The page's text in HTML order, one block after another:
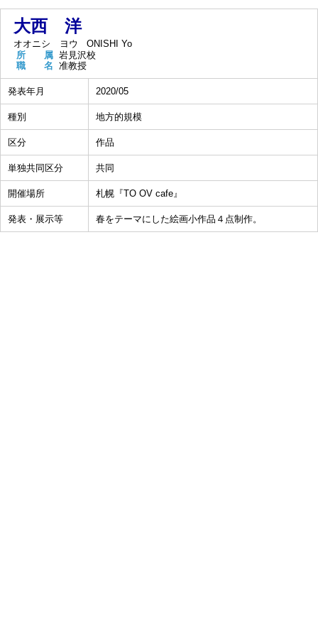
大西 洋
オオニシ ヨウ
ONISHI Yo
所 属 岩見沢校
職 名 准教授
発表年月 2020/05
種別 地方的規模
区分 作品
単独共同区分 共同
開催場所 札幌『TO OV cafe』
発表・展示等 春をテーマにした絵画小作品４点制作。